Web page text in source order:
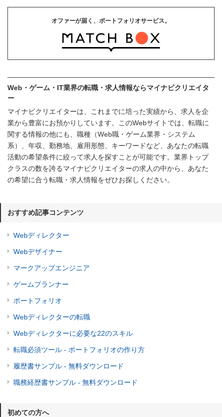
オファーが届く、ポートフォリオサービス。
Web・ゲーム・IT業界の転職・求人情報ならマイナビクリエイタ
ー
マイナビクリエイターは、これまでに培った実績から、求人を企
業から豊富にお預かりしています。このWebサイトでは、転職に
関する情報の他にも、職種（Web職・ゲーム業界・システム
系）、年収、勤務地、雇用形態、キーワードなど、あなたの転職
活動の希望条件に絞って求人を探すことが可能です。業界トップ
クラスの数を誇るマイナビクリエイターの求人の中から、あなた
の希望に合う転職・求人情報をぜひお探しください。
おすすめ記事コンテンツ
Webディレクター
Webデザイナー
マークアップエンジニア
ゲームプランナー
ポートフォリオ
Webディレクターの転職
Webディレクターに必要な22のスキル
転職必須ツール - ポートフォリオの作り方
履歴書サンプル - 無料ダウンロード
職務経歴書サンプル - 無料ダウンロード
初めての方へ